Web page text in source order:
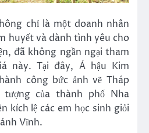
chỉ là một doanh nhân
huyết và dành tình yêu cho
đã không ngần ngại tham
này. Tại đây, Á hậu Kim
công bức ảnh vẽ Tháp
tượng của thành phố Nha
kích lệ các em học sinh giỏi
Vĩnh.